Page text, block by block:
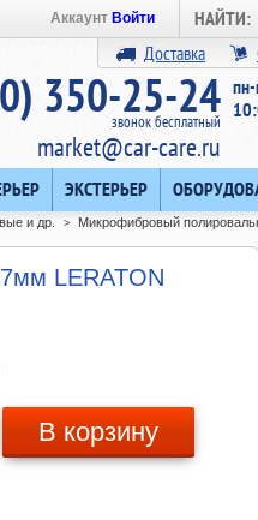
НАЙТИ:
Аккаунт Войти
Доставка
350-25-24
звонок бесплатный
market@car-care.ru
ЭКСТЕРЬЕР
и др. >
Микрофибровый
LERATON
В корзину